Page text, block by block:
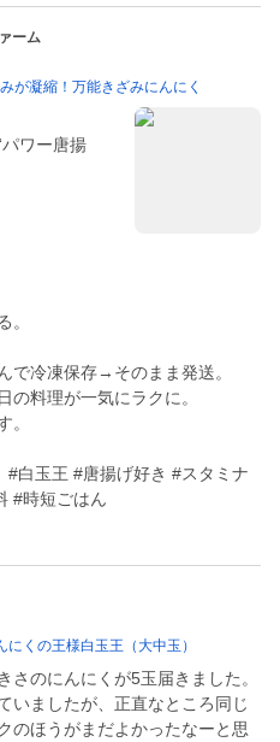
ーム
が凝縮！万能きざみにんにく
ワー唐揚
。
で冷凍保存→そのまま発送。
の料理が一気にラクに。
。
白玉王 #唐揚げ好き #スタミナ
にくの王様白玉王（大中玉）
さのにんにくが5玉届きました。
いましたが、正直なところ同じ
のほうがまだよかったなーと思